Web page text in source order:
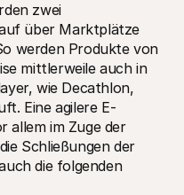
zwei
über Marktplätze
werden Produkte von
mittlerweile auch in
wie Decathlon,
Eine agilere E-
allem im Zuge der
Schließungen der
die folgenden